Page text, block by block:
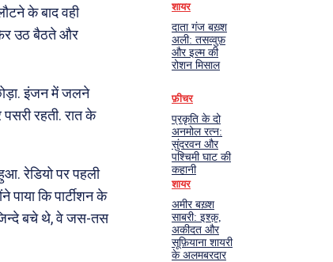
के बाद वही
उठ बैठते और
इंजन में जलने
रहती. रात के
रेडियो पर पहली
पाया कि पार्टीशन के
बचे थे, वे जस-तस
शायर
दाता गंज बख़्श
अली: तसव्वुफ़
और इल्म की
रोशन मिसाल
फ़ीचर
प्रकृति के दो
अनमोल रत्न:
सुंदरवन और
पश्चिमी घाट की
कहानी
शायर
अमीर बख़्श
साबरी: इश्क़,
अकीदत और
सूफ़ियाना शायरी
के अलमबरदार